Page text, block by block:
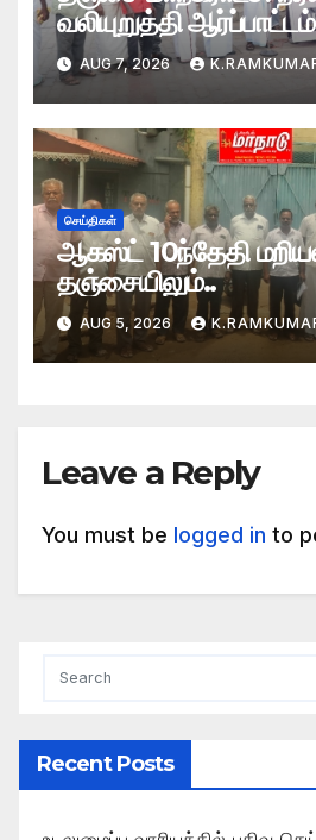
வலியுறுத்தி ஆர்ப்பாட்டம்
AUG 7, 2026
செய்திகள்
ஆகஸ்ட் 10ந்தேதி
தஞ்சையிலும்..
AUG 5, 2026
Leave a Reply
You must be logged in to
Recent Posts